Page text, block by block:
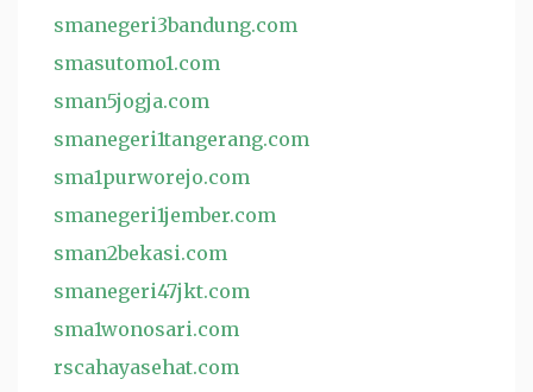
smanegeri3bandung.com
smasutomo1.com
sman5jogja.com
smanegeri1tangerang.com
sma1purworejo.com
smanegeri1jember.com
sman2bekasi.com
smanegeri47jkt.com
sma1wonosari.com
rscahayasehat.com